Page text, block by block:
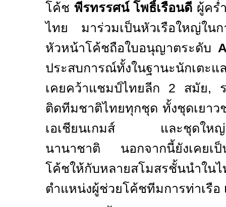
โค้ช พีรทรรศน์ โพธิ์เรือนดี ผู้คร่
ไทย มาร่วมเป็นหัวเรือใหญ่ใน
หัวหน้าโค้ชถือใบอนุญาตระดับ
ประสบการณ์ทั้งในฐานะนักเตะ
เคยคว้าแชมป์ไทยลีก 2 สมัย,
ติดทีมชาติไทยทุกชุด ทั้งชุดเยาว
เอเชียนเกมส์ และชุดใหญ่ใ
นานาชาติ นอกจากนี้ยังเคยเป็
โค้ชให้กับหลายสโมสรชั้นนำใ
ตำแหน่งผู้ช่วยโค้ชทีมการท่าเรือ